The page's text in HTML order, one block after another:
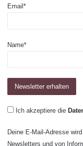
Email*
Name*
Ich akzeptiere die
Deine E-Mail-Adresse
Newsletters und von